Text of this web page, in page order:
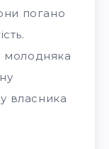
погано
молодняка
власника